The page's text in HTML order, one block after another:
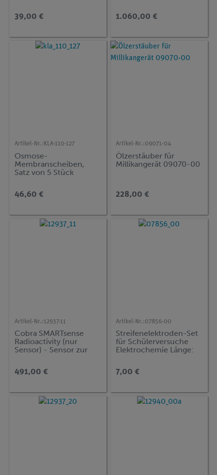
39,00 € 1.060,00 €
Artikel-Nr.: KLA-110-127
Osmose-
Membranscheiben,
Satz von 5 Stück
46,60 €
Artikel-Nr.:09071-04
Ölzerstäuber für
Millikangerät 09070-00
228,00 €
Artikel-Nr.:12937-11
Cobra SMARTsense
Radioactivity (nur
Sensor) - Sensor zur
... 40000 #/min
491,00 €
Artikel-Nr.:07856-00
Streifenelektroden-Set
für Schülerversuche
Elektrochemie Länge:
7,00 €